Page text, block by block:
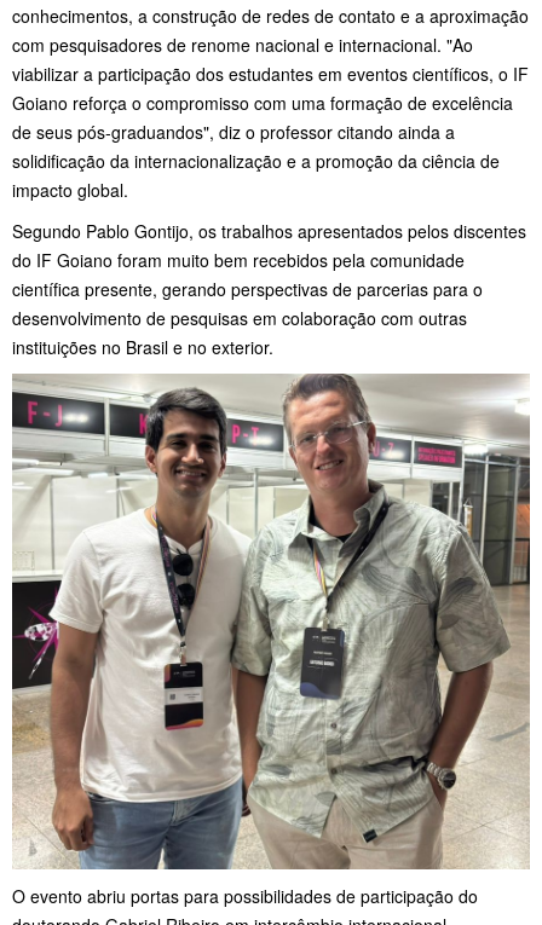
conhecimentos, a construção de redes de contato e a aproximação
com pesquisadores de renome nacional e internacional. "Ao
viabilizar a participação dos estudantes em eventos científicos, o IF
Goiano reforça o compromisso com uma formação de excelência
de seus pós-graduandos", diz o professor citando ainda a
solidificação da internacionalização e a promoção da ciência de
impacto global.
Segundo Pablo Gontijo, os trabalhos apresentados pelos discentes
do IF Goiano foram muito bem recebidos pela comunidade
científica presente, gerando perspectivas de parcerias para o
desenvolvimento de pesquisas em colaboração com outras
instituições no Brasil e no exterior.
O evento abriu portas para possibilidades de participação do